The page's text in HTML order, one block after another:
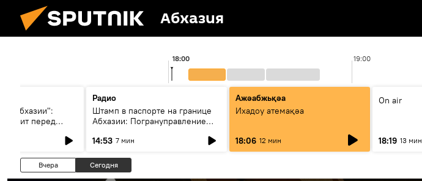
Абхазия
19:00
18:00
Абхазии":
ставит перед
Радио
Штамп в паспорте на границе
Абхазии: Погрануправление
туристов
14:53 7 мин
Ажәабжьқәа
Ихадоу атемақәа
18:06 12 мин
On air
18:19 13 мин
Вчера Сегодня